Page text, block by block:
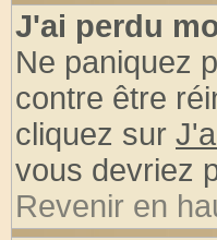
J'ai perdu
Ne paniquez
contre être
cliquez sur
vous devriez
Revenir en